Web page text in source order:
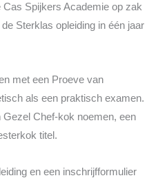
Spijkers Academie op zak
Sterklas opleiding in één jaar
met een Proeve van
als een praktisch examen.
Chef-kok noemen, een
titel.
en een inschrijfformulier